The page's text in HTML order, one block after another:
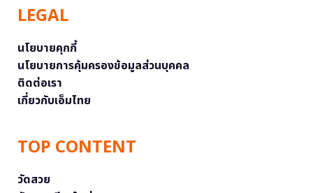
LEGAL
นโยบายคุกกี้
นโยบายการคุ้มครองข้อมูลส่วนบุคคล
ติดต่อเรา
เกี่ยวกับเอ็มไทย
TOP CONTENT
วัดสวย